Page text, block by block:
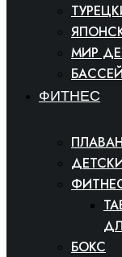
МИР
ФИТНЕС
БОКС